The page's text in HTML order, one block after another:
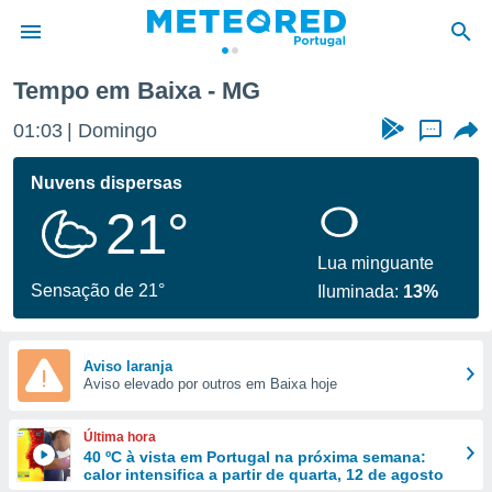
da
foi
fornecidas
a este
das
e
forma
digital
Tempo em Baixa - MG
01:03 Domingo ...
Nuvens dispersas
21°
Sensação de 21°
Lua minguante
Iluminada: 13%
Aviso laranja
Aviso elevado por outros em Baixa hoje
Última hora
40 ºC à vista em Portugal na próxima semana:
calor intensifica a partir de quarta, 12 de agosto